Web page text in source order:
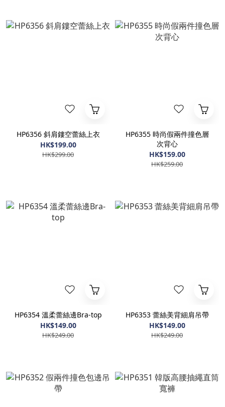
HP6356 斜肩鏤空蕾絲上衣
HK$199.00
HK$299.00
HP6355 時尚假兩件撞色層
次背心
HK$159.00
HK$259.00
HP6354 溫柔蕾絲邊Bra-top
HK$149.00
HK$249.00
HP6353 蕾絲美背細肩吊帶
HK$149.00
HK$249.00